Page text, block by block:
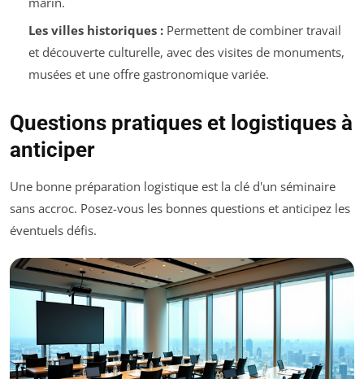
Les villes historiques :Permettent de combiner travail
et découverte culturelle, avec des visites de monuments,
musées et une offre gastronomique variée.
Questions pratiques et logistiques à
anticiper
Une bonne préparation logistique est la clé d'un séminaire
sans accroc. Posez-vous les bonnes questions et anticipez les
éventuels défis.